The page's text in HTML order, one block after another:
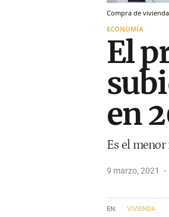
Compra de
ECONOMÍA
El
en
Es el
9 marzo, 2021
VIVIENDA